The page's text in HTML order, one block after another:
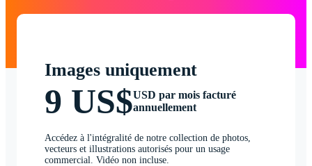
Images uniquement
9 US$USD par mois facturé
annuellement
Accédez à l'intégralité de notre collection de photos,
vecteurs et illustrations autorisés pour un usage
commercial. Vidéo non incluse.